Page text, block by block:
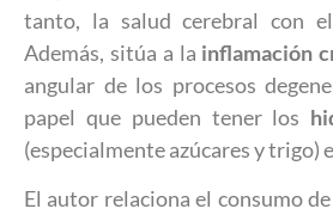
tanto, la salud cerebral con
Además, sitúa a la inflamación
angular de los procesos
papel que pueden tener los
(especialmente azúcares y trigo)
El autor relaciona el consumo